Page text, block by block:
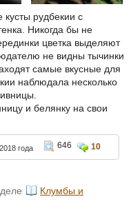
кусты рудбекии с
Никогда бы не
цветка выделяют
не видны тычинки
самые вкусные для
наблюдала несколько
и белянку на свои
года 646 10
Клумбы и